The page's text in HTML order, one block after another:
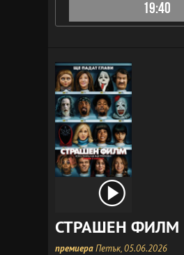
19:40
СТРАШЕН ФИЛМ
премиераПетък, 05.06.2026